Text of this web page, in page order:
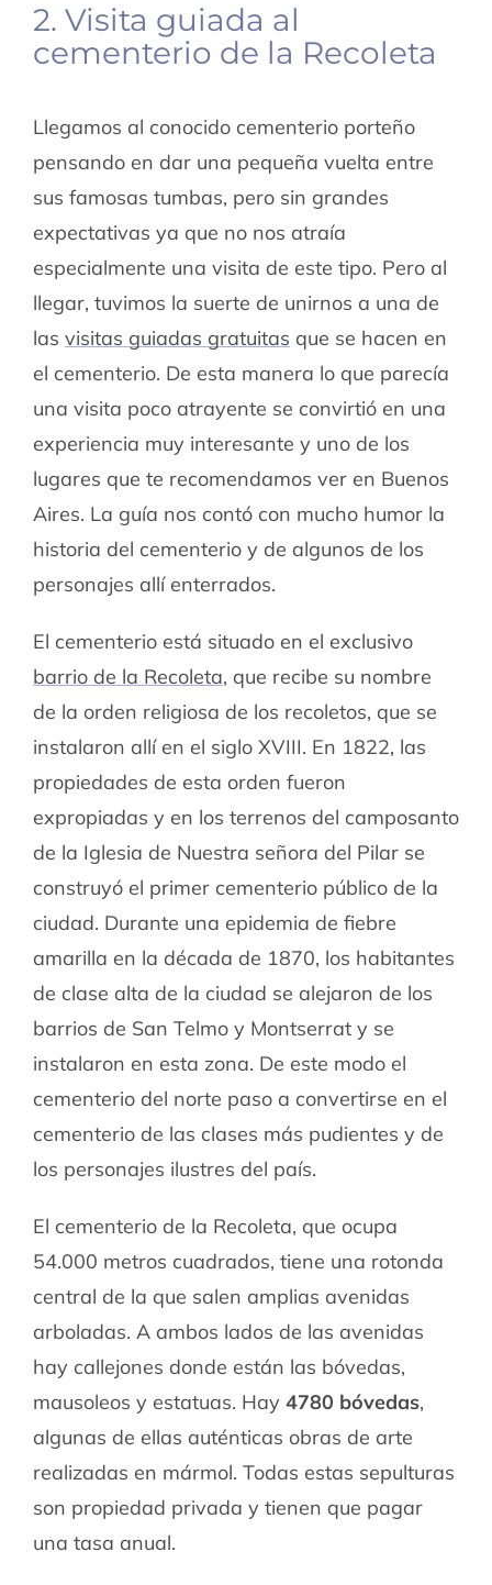
2. Visita guiada al
cementerio de la Recoleta
Llegamos al conocido cementerio porteño
pensando en dar una pequeña vuelta entre
sus famosas tumbas, pero sin grandes
expectativas ya que no nos atraía
especialmente una visita de este tipo. Pero al
llegar, tuvimos la suerte de unirnos a una de
las visitas guiadas gratuitas que se hacen en
el cementerio. De esta manera lo que parecía
una visita poco atrayente se convirtió en una
experiencia muy interesante y uno de los
lugares que te recomendamos ver en Buenos
Aires. La guía nos contó con mucho humor la
historia del cementerio y de algunos de los
personajes allí enterrados.
El cementerio está situado en el exclusivo
barrio de la Recoleta, que recibe su nombre
de la orden religiosa de los recoletos, que se
instalaron allí en el siglo XVIII. En 1822, las
propiedades de esta orden fueron
expropiadas y en los terrenos del camposanto
de la Iglesia de Nuestra señora del Pilar se
construyó el primer cementerio público de la
ciudad. Durante una epidemia de fiebre
amarilla en la década de 1870, los habitantes
de clase alta de la ciudad se alejaron de los
barrios de San Telmo y Montserrat y se
instalaron en esta zona. De este modo el
cementerio del norte paso a convertirse en el
cementerio de las clases más pudientes y de
los personajes ilustres del país.
El cementerio de la Recoleta, que ocupa
54.000 metros cuadrados, tiene una rotonda
central de la que salen amplias avenidas
arboladas. A ambos lados de las avenidas
hay callejones donde están las bóvedas,
mausoleos y estatuas. Hay 4780 bóvedas,
algunas de ellas auténticas obras de arte
realizadas en mármol. Todas estas sepulturas
son propiedad privada y tienen que pagar
una tasa anual.